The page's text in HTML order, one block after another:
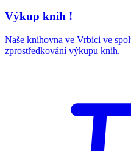
Výkup knih !
Naše knihovna ve Vrbici ve
zprostředkování výkupu knih.